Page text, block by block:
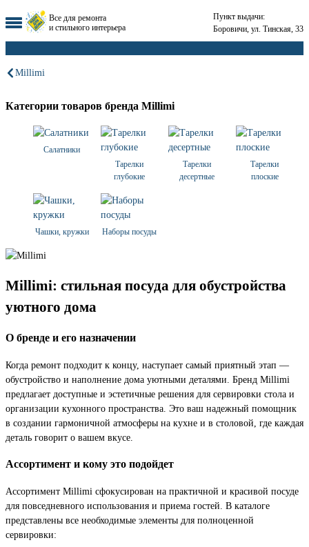
Все для ремонта
и стильного интерьера
Пункт выдачи:
Боровичи, ул. Тинская, 33
Millimi
Категории товаров бренда Millimi
Салатники
Тарелки
глубокие
Тарелки
десертные
Тарелки
плоские
Чашки, кружки Наборы посуды
Millimi: стильная посуда для обустройства
уютного дома
О бренде и его назначении
Когда ремонт подходит к концу, наступает самый приятный этап —
обустройство и наполнение дома уютными деталями. Бренд Millimi
предлагает доступные и эстетичные решения для сервировки стола и
организации кухонного пространства. Это ваш надежный помощник
в создании гармоничной атмосферы на кухне и в столовой, где каждая
деталь говорит о вашем вкусе.
Ассортимент и кому это подойдет
Ассортимент Millimi сфокусирован на практичной и красивой посуде
для повседневного использования и приема гостей. В каталоге
представлены все необходимые элементы для полноценной
сервировки: